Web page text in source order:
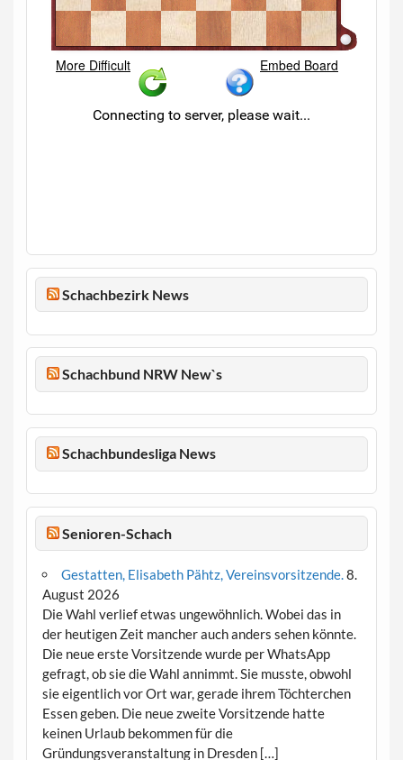
Schachbezirk News
Schachbund NRW New`s
Schachbundesliga News
Senioren-Schach
Gestatten, Elisabeth Pähtz, Vereinsvorsitzende.8.
August 2026
Die Wahl verlief etwas ungewöhnlich. Wobei das in
der heutigen Zeit mancher auch anders sehen könnte.
Die neue erste Vorsitzende wurde per WhatsApp
gefragt, ob sie die Wahl annimmt. Sie musste, obwohl
sie eigentlich vor Ort war, gerade ihrem Töchterchen
Essen geben. Die neue zweite Vorsitzende hatte
keinen Urlaub bekommen für die
Gründungsveranstaltung in Dresden […]